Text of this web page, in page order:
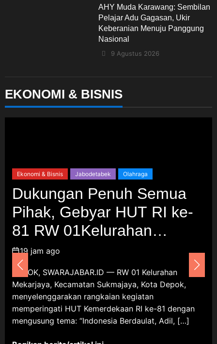
AHY Muda Karawang: Sembilan
Pelajar Adu Gagasan, Ukir
Keberanian Menuju Panggung
Nasional
9 Agustus 2026
Wisata & Hiburan
Berita Daerah Kriminal
Gegara Posting Buah Naga
Berulat, Guru Madrasah Diteror
Oknum Vendor MBG, Dua Bulan
Berlalu, Gelar Perkara yang Tak
Setiawan Adriell Hadirkan
Kepedulian Nyata, PSI
untuk Warga Teluk Ampel
EKONOMI & BISNIS
Ekonomi & Bisnis Jabodetabek Olahraga
Dukungan Penuh Semua
Pihak, Gebyar HUT RI ke-
81 RW 01Kelurahan
Mekarjaya Dimulai dengan
Sepakbola Usia SD
19 jam ago
DEPOK, SWARAJABAR.ID — RW 01 Kelurahan
Mekarjaya, Kecamatan Sukmajaya, Kota Depok,
menyelenggarakan rangkaian kegiatan
memperingati HUT Kemerdekaan RI ke-81 dengan
mengusung tema: “Indonesia Berdaulat, Adil, […]